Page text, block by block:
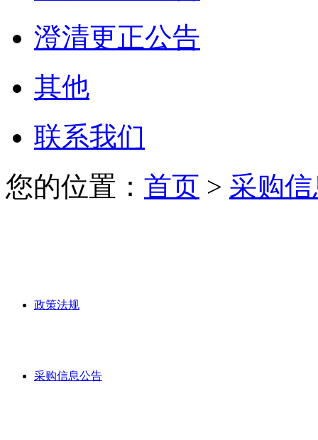
澄清更正公告
其他
联系我们
您的位置： 首页 > 采购
政策法规
采购信息公告